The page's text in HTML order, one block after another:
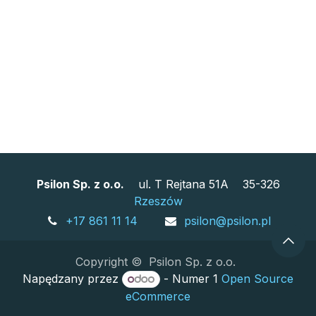
Psilon Sp. z o.o. ul. T Rejtana 51A 35-326
Rzeszów
+17 861 11 14
psilon@psilon.pl
Copyright © Psilon Sp. z o.o.
Napędzany przez
- Numer 1Open Source
eCommerce